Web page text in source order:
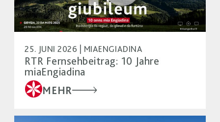
25. JUNI 2026 | MIAENGIADINA
RTR Fernsehbeitrag: 10 Jahre
miaEngiadina
MEHR